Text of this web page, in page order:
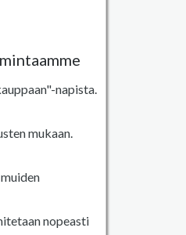
napista.
mukaan.
nopeasti